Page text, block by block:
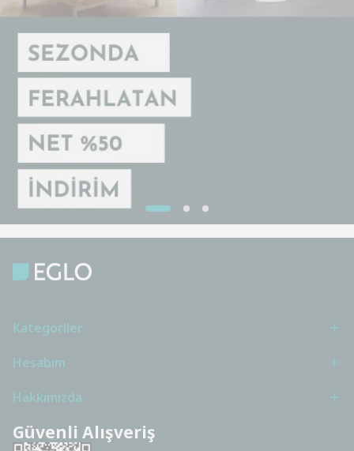
Kategoriler
Hesabım
Hakkımızda
Güvenli Alışveriş